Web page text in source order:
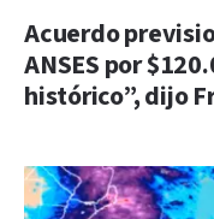
Acuerdo
ANSES por
histórico”, dijo